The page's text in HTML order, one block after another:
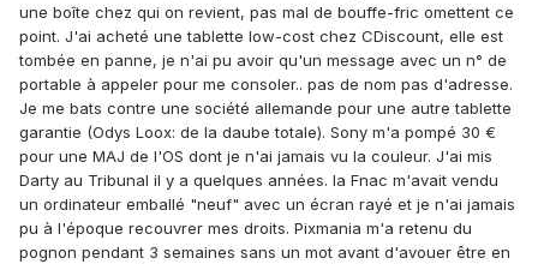
une boîte chez qui on revient, pas mal de bouffe-fric omettent ce
point. J'ai acheté une tablette low-cost chez CDiscount, elle est
tombée en panne, je n'ai pu avoir qu'un message avec un n° de
portable à appeler pour me consoler.. pas de nom pas d'adresse.
Je me bats contre une société allemande pour une autre tablette
garantie (Odys Loox: de la daube totale). Sony m'a pompé 30 €
pour une MAJ de l'OS dont je n'ai jamais vu la couleur. J'ai mis
Darty au Tribunal il y a quelques années. la Fnac m'avait vendu
un ordinateur emballé "neuf" avec un écran rayé et je n'ai jamais
pu à l'époque recouvrer mes droits. Pixmania m'a retenu du
pognon pendant 3 semaines sans un mot avant d'avouer être en